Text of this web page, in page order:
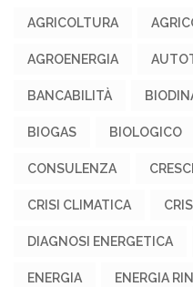
AGRICOLTURA
AGROENERGIA
BANCABILITÀ
BIOGAS BIOLOGICO
CONSULENZA
CRISI CLIMATICA
DIAGNOSI ENERGETICA
ENERGIA ENERGIA